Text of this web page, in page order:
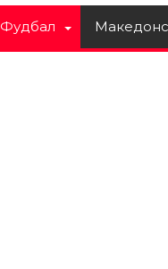
Фудбал